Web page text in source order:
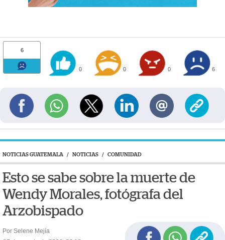
6
0 0 0 6
NOTICIAS GUATEMALA / NOTICIAS / COMUNIDAD
Esto se sabe sobre la muerte de
Wendy Morales, fotógrafa del
Arzobispado
Por Selene Mejía